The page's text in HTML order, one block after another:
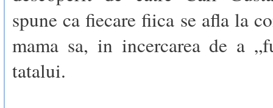
spune ca fiecare fiica se afla la
mama sa, in incercarea de a
tatalui.